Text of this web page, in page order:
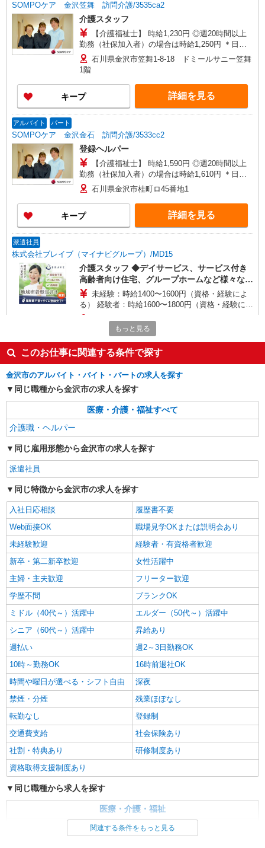
SOMPOケア 金沢笠舞 訪問介護/3535ca2
介護スタッフ
【介護福祉士】 時給1,230円 ◎週20時間以上
勤務（社保加入者）の場合は時給1,250円 ＊日曜
祝日：時給1,530円〜 【実務者研修・初任者研修
（ヘルパー1級・2級）】 時給1,150円 ◎週20時間
以上勤務（社保加入者）の場合は時給1,170円〜
＊日曜祝日：時給1,450円〜 ◎身体介助、生活援
助が同時給
石川県金沢市笠舞1-8-18 ドミールサニー笠舞
1階
キープ 詳細を見る
アルバイト パート
SOMPOケア 金沢金石 訪問介護/3533cc2
登録ヘルパー
【介護福祉士】 時給1,590円 ◎週20時間以上
勤務（社保加入者）の場合は時給1,610円 ＊日曜
祝日：時給1,890円〜 【実務者研修・初任者研修
（ヘルパー1級・2級）】 時給1,510円 ◎週20時間
以上勤務（社保加入者）の場合は時給1,530円 ＊
日曜祝日：時給1,810円〜 ◎身体介助、生活援助
が同時給 ◎キャンセル手当：職務時給の60％支給
石川県金沢市桂町ロ45番地1
キープ 詳細を見る
派遣社員
株式会社ブレイブ（マイナビグループ）/MD15
介護スタッフ ◆デイサービス、サービス付き
高齢者向け住宅、グループホームなど様々な勤
務先から選べます。
未経験：時給1400〜1600円（資格・経験によ
る） 経験者：時給1600〜1800円（資格・経験によ
る） ◎月収例 時給1800円×1日8時間×22日（週5
日）＝31万6800円 ◆昇給あり ◆支払い方法 ※日
払い/週払い/月払い対応も可能です。詳しくは面談
時にご相談ください。 ◆交通費：別途全額支給 ※
当社規定あり
石川県金沢市 【最寄駅】 ◆各線「金沢駅」 ◆
北陸鉄道浅野川線「磯部駅」 ◆IRいしかわ鉄道
「西金沢駅」 ★その他、近隣に多数勤務地ありま
す！
キープ
金沢北安江ケアセンターそよ風：RO15861
スクランブル介護スタッフ
格手当：5,000〜10,000円 スクランブル手当：
10,000円 処遇改善手当：35,920円 住宅手当：規定
あり 精勤手当：8,000円 調整手当：0〜100,000円
（1回分） 準夜勤手当：3,500円（1回分） 通勤手
当 年末年始手当：380円/時 賞与年2回（6月・12
（最高額135万円） ※2025年6月支給実績 ※処遇
改善手当は試用期間中(3ヶ月)は支給なし
石川県金沢市北安江1丁目10番6号
キープ 詳細を見る
パート
金沢北安江ケアセンターそよ風：RO31005
デイサービス 介護スタッフ
【時給】1,400円〜1,550円 ▼給与詳細 処遇改
善手当：200円/時 ▼下記別途支給 通勤手当 年末
年始手当：380円/時 寸志あり：年2回（6月・12
月） ※業績による ※処遇改善手当は試用期間中(3
ヶ月)は支給なし
石川県金沢市北安江1丁目10番6号
詳細を見る
契約社員
金沢北安江ケアセンターそよ風：RO15858
スクランブル介護スタッフ
【月給】310,000円〜350,000円 ▼給与詳細 処
遇改善手当：35,920円 ▼下記別途支給 夜勤手当：
6,000円（1回） 準夜勤手当：3,500円（1回） 通勤
手当 年末年始手当：380円/時 寸志あり：年2回（6
月・12月） ※業績による 特別報酬：平均34.1万円
（最高額135万円） ※2025年6月支給実績 ※処遇
改善手当は試用期間中(3ヶ月)は支給なし
石川県金沢市北安江1丁目10番6号
パート
金沢北安江ケアセンターそよ風：RO31008
ショートステイ 介護スタッフ
善手当：200〜220円/時 夜勤手当:6,000円/回 ▼下
記別途支給 通勤手当 年末年始手当：380円/時 昇
給あり：年1回（4月） 寸志あり：年2回（6月・12
月） ※業績による ※処遇改善手当は試用期間中(3
ヶ月)は支給なし
石川県金沢市北安江1丁目10番6号
キープ 詳細を見る
もっと見る
このお仕事に関連する条件で探す
金沢市のアルバイト・バイト・パートの求人を探す
同じ職種から金沢市の求人を探す
医療・介護・福祉すべて
介護職・ヘルパー
同じ雇用形態から金沢市の求人を探す
派遣社員
同じ特徴から金沢市の求人を探す
入社日応相談
履歴書不要
Web面接OK
職場見学OKまたは説明会あり
未経験歓迎
経験者・有資格者歓迎
新卒・第二新卒歓迎
女性活躍中
主婦・主夫歓迎
フリーター歓迎
学歴不問
ブランクOK
ミドル（40代～）活躍中
エルダー（50代～）活躍中
シニア（60代～）活躍中
昇給あり
週払い
週2～3日勤務OK
10時～勤務OK
16時前退社OK
時間や曜日が選べる・シフト自由
深夜
禁煙・分煙
残業ほぼなし
転勤なし
登録制
交通費支給
社会保険あり
社割・特典あり
研修制度あり
資格取得支援制度あり
同じ職種から求人を探す
医療・介護・福祉
関連する条件をもっと見る